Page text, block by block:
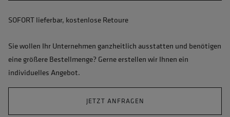
SOFORT lieferbar, kostenlose Retoure
Sie wollen Ihr Unternehmen ganzheitlich ausstatten und benötigen
eine größere Bestellmenge? Gerne erstellen wir Ihnen ein
individuelles Angebot.
JETZT ANFRAGEN